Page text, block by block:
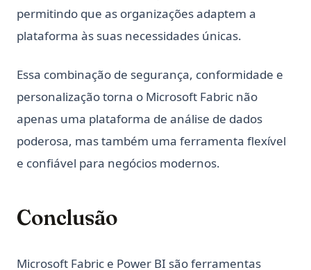
virtualenv, and Conda
Programming
Python asyncio: Guia Completo para Programação
Assíncrona
Python defaultdict: Simplifique operações de dicionário
Python f-strings: O Guia Completo de Literais de String
Formatados
Literals
permitindo que as organizações adaptem a
plataforma às suas necessidades únicas.
Essa combinação de segurança, conformidade e
personalização torna o Microsoft Fabric não
apenas uma plataforma de análise de dados
poderosa, mas também uma ferramenta flexível
e confiável para negócios modernos.
Conclusão
Microsoft Fabric e Power BI são ferramentas